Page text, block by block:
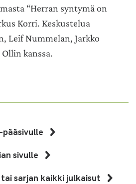
“Herran syntymä on
Korri. Keskustelua
Leif Nummelan, Jarkko
Ollin kanssa.
sivulle
sarjan kaikki julkaisut